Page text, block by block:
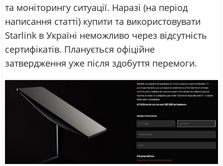
та моніторингу ситуації. Наразі (на період
написання статті) купити та використовувати
Starlink в Україні неможливо через відсутність
сертифікатів. Планується офіційне
затвердження уже після здобуття перемоги.